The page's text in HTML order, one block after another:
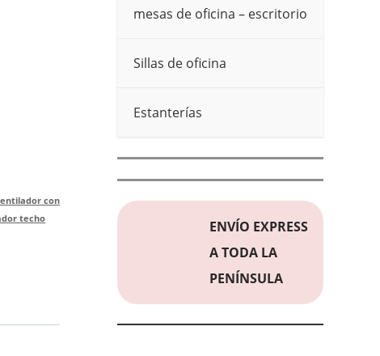
con
techo
mesas de oficina – escritorio
Sillas de oficina
Estanterías
ENVÍO EXPRESS
A TODA LA
PENÍNSULA